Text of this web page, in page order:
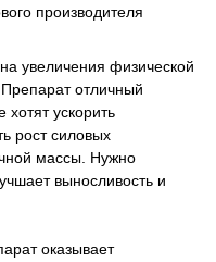
производителя
увеличения физической
отличный
ускорить
рост силовых
массы. Нужно
выносливость и
оказывает